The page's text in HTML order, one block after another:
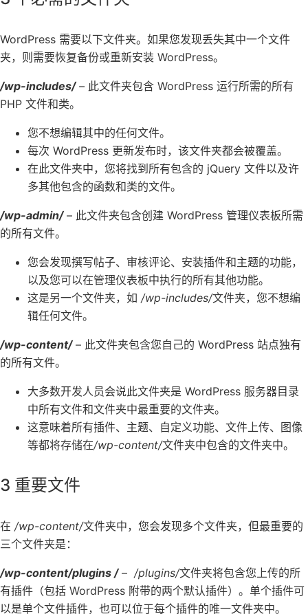
WordPress 需要以下文件夹。如果您发现丢失其中一个文件
夹，则需要恢复备份或重新安装 WordPress。
/wp-includes/– 此文件夹包含 WordPress 运行所需的所有
PHP 文件和类。
您不想编辑其中的任何文件。
每次 WordPress 更新发布时，该文件夹都会被覆盖。
在此文件夹中，您将找到所有包含的 jQuery 文件以及许
多其他包含的函数和类的文件。
/wp-admin/– 此文件夹包含创建 WordPress 管理仪表板所需
的所有文件。
您会发现撰写帖子、审核评论、安装插件和主题的功能，
以及您可以在管理仪表板中执行的所有其他功能。
这是另一个文件夹，如 /wp-includes/文件夹，您不想编
辑任何文件。
/wp-content/– 此文件夹包含您自己的 WordPress 站点独有
的所有文件。
大多数开发人员会说此文件夹是 WordPress 服务器目录
中所有文件和文件夹中最重要的文件夹。
这意味着所有插件、主题、自定义功能、文件上传、图像
等都将存储在/wp-content/文件夹中包含的文件夹中。
3 重要文件
在 /wp-content/文件夹中，您会发现多个文件夹，但最重要的
三个文件夹是：
/wp-content/plugins /– /plugins/文件夹将包含您上传的所
有插件（包括 WordPress 附带的两个默认插件）。单个插件可
以是单个文件插件，也可以位于每个插件的唯一文件夹中。